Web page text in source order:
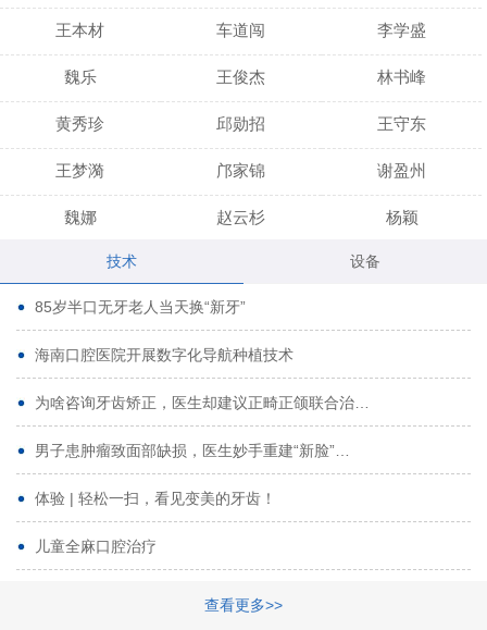
王本材 车道闯 李学盛
魏乐 王俊杰 林书峰
黄秀珍 邱勋招 王守东
王梦漪 邝家锦 谢盈州
魏娜 赵云杉 杨颖
黄启龙
代艳虹 林芳诚
曹香林 姜炳华
姚宗将 梁春晓
林夏羽 颜晶
路娜 商晔
周碧玲
技术 设备
85岁半口无牙老人当天换“新牙”
海南口腔医院开展数字化导航种植技术
为啥咨询牙齿矫正，医生却建议正畸正颌联合治…
男子患肿瘤致面部缺损，医生妙手重建“新脸”…
体验 | 轻松一扫，看见变美的牙齿！
儿童全麻口腔治疗
查看更多>>